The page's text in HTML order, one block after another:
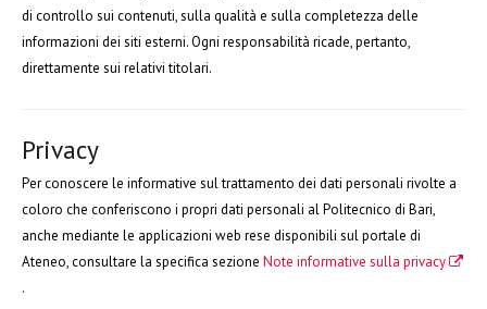
di controllo sui contenuti, sulla qualità e sulla completezza delle
informazioni dei siti esterni. Ogni responsabilità ricade, pertanto,
direttamente sui relativi titolari.
Privacy
Per conoscere le informative sul trattamento dei dati personali rivolte a
coloro che conferiscono i propri dati personali al Politecnico di Bari,
anche mediante le applicazioni web rese disponibili sul portale di
Ateneo, consultare la specifica sezione Note informative sulla privacy
.